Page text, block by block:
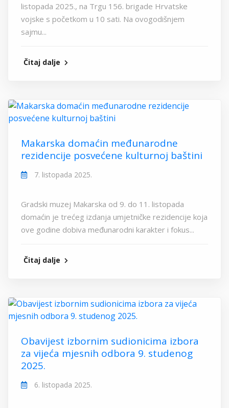
listopada 2025., na Trgu 156. brigade Hrvatske
vojske s početkom u 10 sati. Na ovogodišnjem
sajmu...
Čitaj dalje
Makarska domaćin međunarodne
rezidencije posvećene kulturnoj baštini
7. listopada 2025.
Gradski muzej Makarska od 9. do 11. listopada
domaćin je trećeg izdanja umjetničke rezidencije koja
ove godine dobiva međunarodni karakter i fokus...
Čitaj dalje
Obavijest izbornim sudionicima izbora
za vijeća mjesnih odbora 9. studenog
2025.
6. listopada 2025.